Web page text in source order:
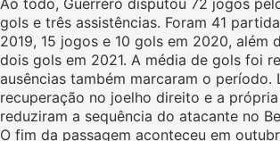
gols e três assistências. Foram 41
2019, 15 jogos e 10 gols em 2020, além
dois gols em 2021. A média de gols foi
ausências também marcaram o período.
recuperação no joelho direito e a
reduziram a sequência do atacante no
O fim da passagem aconteceu em